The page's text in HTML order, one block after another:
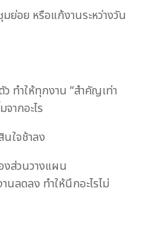
ย่อย หรือแก้งานระหว่างวัน
ทำให้ทุกงาน “สำคัญเท่า
จากอะไร
ใจช้าลง
งส่วนวางแผน
ลดลง ทำให้นึกอะไรไม่